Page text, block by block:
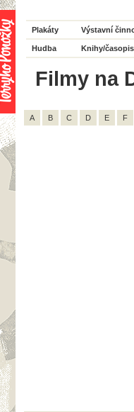
Plakáty Výstavní
Hudba Knihy/
Filmy na
A B C D E F